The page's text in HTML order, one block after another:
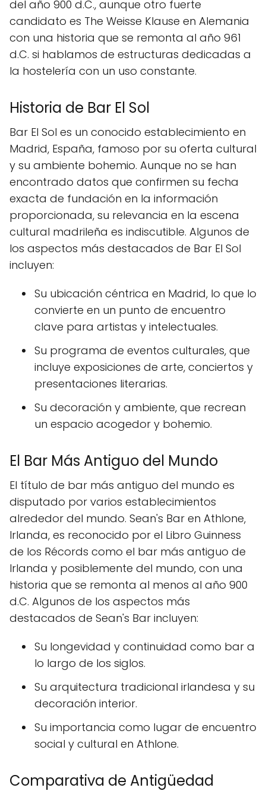
del año 900 d.C., aunque otro fuerte
candidato es The Weisse Klause en Alemania
con una historia que se remonta al año 961
d.C. si hablamos de estructuras dedicadas a
la hostelería con un uso constante.
Historia de Bar El Sol
Bar El Sol es un conocido establecimiento en
Madrid, España, famoso por su oferta cultural
y su ambiente bohemio. Aunque no se han
encontrado datos que confirmen su fecha
exacta de fundación en la información
proporcionada, su relevancia en la escena
cultural madrileña es indiscutible. Algunos de
los aspectos más destacados de Bar El Sol
incluyen:
Su ubicación céntrica en Madrid, lo que lo
convierte en un punto de encuentro
clave para artistas y intelectuales.
Su programa de eventos culturales, que
incluye exposiciones de arte, conciertos y
presentaciones literarias.
Su decoración y ambiente, que recrean
un espacio acogedor y bohemio.
El Bar Más Antiguo del Mundo
El título de bar más antiguo del mundo es
disputado por varios establecimientos
alrededor del mundo. Sean's Bar en Athlone,
Irlanda, es reconocido por el Libro Guinness
de los Récords como el bar más antiguo de
Irlanda y posiblemente del mundo, con una
historia que se remonta al menos al año 900
d.C. Algunos de los aspectos más
destacados de Sean's Bar incluyen:
Su longevidad y continuidad como bar a
lo largo de los siglos.
Su arquitectura tradicional irlandesa y su
decoración interior.
Su importancia como lugar de encuentro
social y cultural en Athlone.
Comparativa de Antigüedad